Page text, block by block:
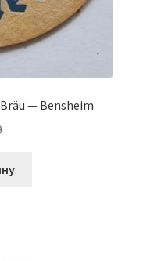
— Bensheim